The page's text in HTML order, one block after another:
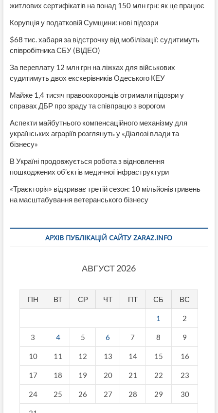
житлових сертифікатів на понад 150 млн грн: як це працює
Корупція у податковій Сумщини: нові підозри
$68 тис. хабаря за відстрочку від мобілізації: судитимуть
співробітника СБУ (ВІДЕО)
За переплату 12 млн грн на ліжках для військових
судитимуть двох екскерівників Одеського КЕУ
Майже 1,4 тисяч правоохоронців отримали підозри у
справах ДБР про зраду та співпрацю з ворогом
Аспекти майбутнього компенсаційного механізму для
українських аграріїв розглянуть у «Діалозі влади та
бізнесу»
В Україні продовжується робота з відновлення
пошкоджених об’єктів медичної інфраструктури
«Траєкторія» відкриває третій сезон: 10 мільйонів гривень
на масштабування ветеранського бізнесу
АРХІВ ПУБЛІКАЦІЙ САЙТУ ZARAZ.INFO
АВГУСТ 2026
ПН ВТ СР ЧТ ПТ СБ ВС
1 2
3 4 5 6 7 8 9
10 11 12 13 14 15 16
17 18 19 20 21 22 23
24 25 26 27 28 29 30